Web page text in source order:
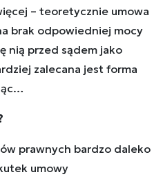
– teoretycznie umowa
brak odpowiedniej mocy
nią przed sądem jako
zalecana jest forma
prawnych bardzo daleko
umowy